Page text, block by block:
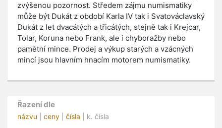
zvýšenou pozornost. Středem zájmu numismatiky
může být Dukát z období Karla IV tak i Svatováclavský
Dukát z let dvacátých a třicátých, stejně tak i Krejcar,
Tolar, Koruna nebo Frank, ale i chyboražby nebo
pamětní mince. Prodej a výkup starých a vzácných
mincí jsou hlavním hnacím motorem numismatiky.
Řazení dle
názvu ceny čísla | k. čísla